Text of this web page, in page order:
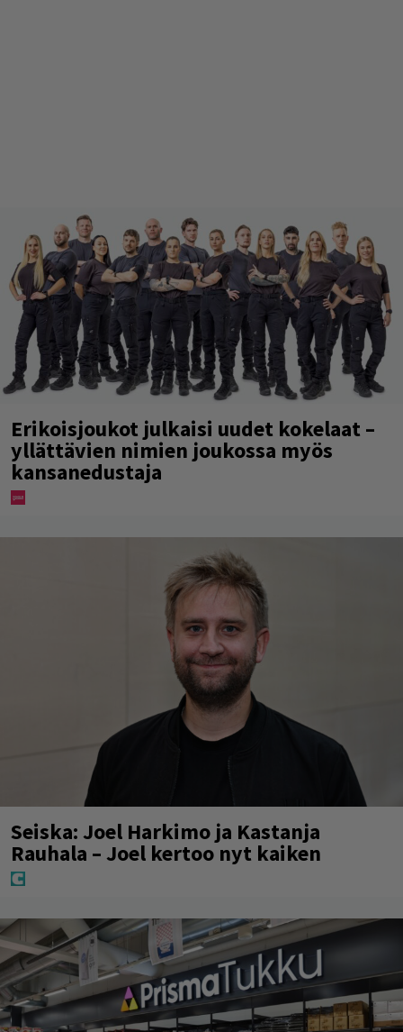
Erikoisjoukot julkaisi uudet kokelaat –
yllättävien nimien joukossa myös
kansanedustaja
Seiska: Joel Harkimo ja Kastanja
Rauhala – Joel kertoo nyt kaiken